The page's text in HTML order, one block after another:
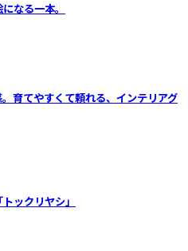
なる一本。
育てやすくて頼れる、インテリアグ
ックリヤシ」